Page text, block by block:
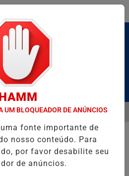
NO TERRAÇO MINEIROMENU
UM BLOQUEADOR DE ANÚNCIOS
fonte importante de
nosso conteúdo. Para
por favor desabilite seu
de anúncios.